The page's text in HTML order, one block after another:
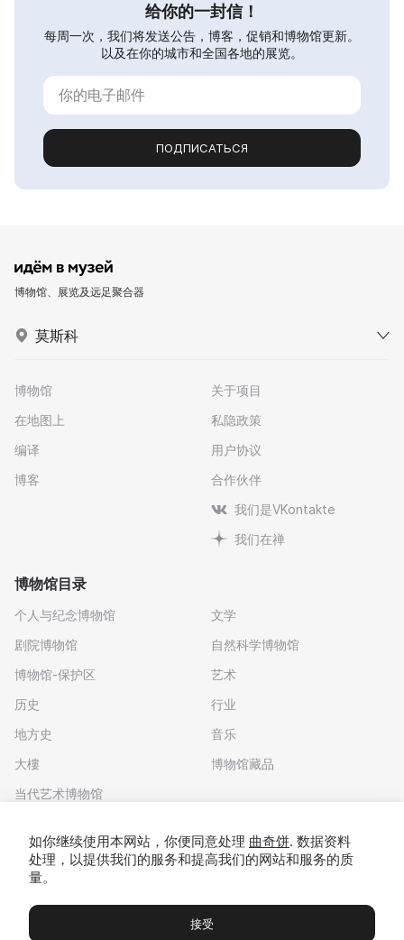
给你的一封信！
每周一次，我们将发送公告，博客，促销和博物馆更新。
以及在你的城市和全国各地的展览。
ПОДПИСАТЬСЯ
博物馆、展览及远足聚合器
莫斯科
博物馆
在地图上
编译
博客
关于项目
私隐政策
用户协议
合作伙伴
我们是VKontakte
我们在禅
博物馆目录
个人与纪念博物馆
剧院博物馆
博物馆-保护区
历史
地方史
大樓
当代艺术博物馆
文学
自然科学博物馆
艺术
行业
音乐
博物馆藏品
如你继续使用本网站，你便同意处理 曲奇饼. 数据资料
处理，以提供我们的服务和提高我们的网站和服务的质
量。
接受